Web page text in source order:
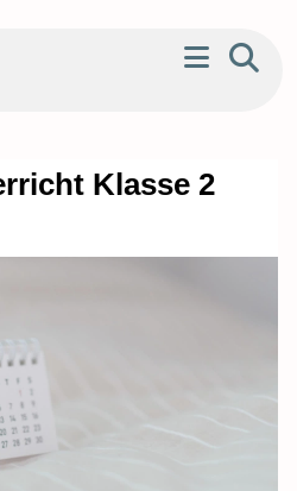
Klasse 2